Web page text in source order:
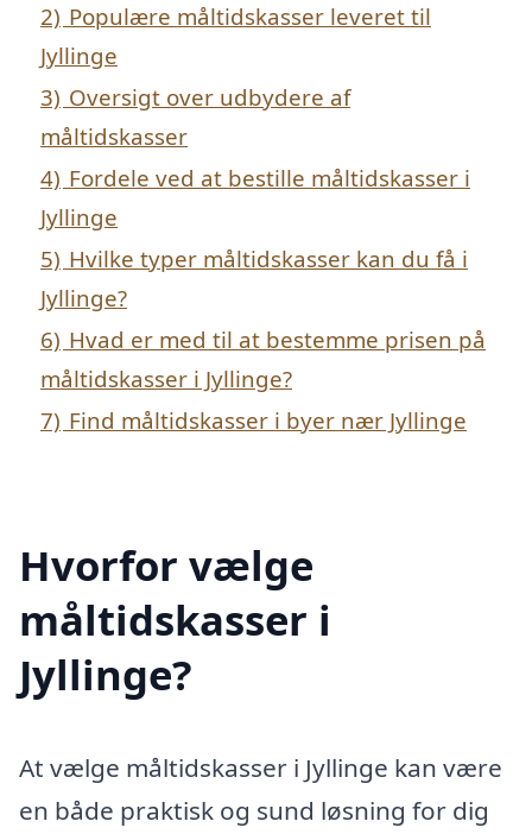
2) Populære måltidskasser leveret til
Jyllinge
3) Oversigt over udbydere af
måltidskasser
4) Fordele ved at bestille måltidskasser i
Jyllinge
5) Hvilke typer måltidskasser kan du få i
Jyllinge?
6) Hvad er med til at bestemme prisen på
måltidskasser i Jyllinge?
7) Find måltidskasser i byer nær Jyllinge
Hvorfor vælge
måltidskasser i
Jyllinge?
At vælge måltidskasser i Jyllinge kan være
en både praktisk og sund løsning for dig